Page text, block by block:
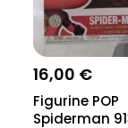
16,00 €
Figurine POP
Spiderman